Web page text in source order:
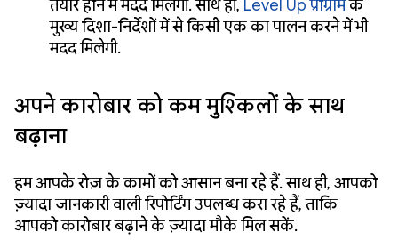
तैयार होने में मदद मिलेगी. साथ ही, Level Up प्रोग्रामके
मुख्य दिशा-निर्देशों में से किसी एक का पालन करने में भी
मदद मिलेगी.
अपने कारोबार को कम मुश्किलों के साथ
बढ़ाना
हम आपके रोज़ के कामों को आसान बना रहे हैं. साथ ही, आपको
ज़्यादा जानकारी वाली रिपोर्टिंग उपलब्ध करा रहे हैं, ताकि
आपको कारोबार बढ़ाने के ज़्यादा मौके मिल सकें.